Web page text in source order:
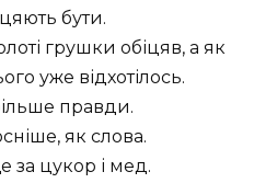
бути.
грушки обіцяв, а як
уже відхотілось.
правди.
як слова.
за цукор і мед.